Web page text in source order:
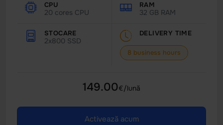
CPU
20 cores CPU
RAM
32 GB RAM
STOCARE
2x800 SSD
DELIVERY TIME
8 business hours
149.00€/lună
Activează acum